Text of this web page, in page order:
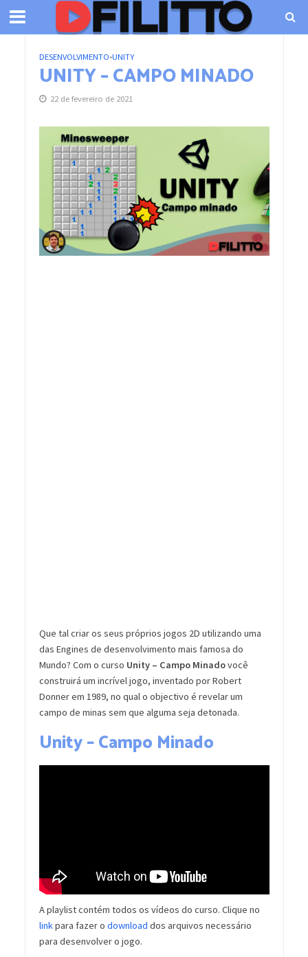
DESENVOLVIMENTO•UNITY
UNITY – CAMPO MINADO
22 de fevereiro de 2021
Que tal criar os seus próprios jogos 2D utilizando uma
das Engines de desenvolvimento mais famosa do
Mundo? Com o curso Unity – Campo Minadovocê
construirá um incrível jogo, inventado por Robert
Donner em 1989, no qual o objectivo é revelar um
campo de minas sem que alguma seja detonada.
Unity – Campo Minado
A playlist contém todos os vídeos do curso. Clique no
linkpara fazer o download dos arquivos necessário
para desenvolver o jogo.